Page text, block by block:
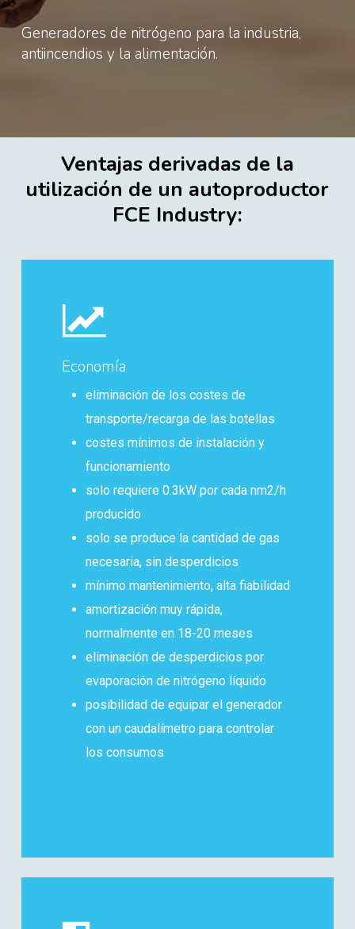
Generadores de nitrógeno para la industria,
antiincendios y la alimentación.
Ventajas derivadas de la
utilización de un autoproductor
FCE Industry:
Economía
eliminación de los costes de
transporte/recarga de las botellas
costes mínimos de instalación y
funcionamiento
solo requiere 0.3kW por cada nm2/h
producido
solo se produce la cantidad de gas
necesaria, sin desperdicios
mínimo mantenimiento, alta fiabilidad
amortización muy rápida,
normalmente en 18-20 meses
eliminación de desperdicios por
evaporación de nitrógeno líquido
posibilidad de equipar el generador
con un caudalímetro para controlar
los consumos